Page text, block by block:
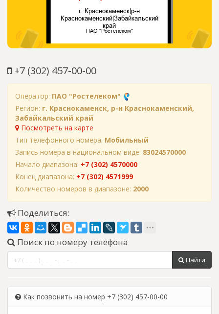
+7 (302) 457-00-00
Оператор: ПАО "Ростелеком"
Регион: г. Краснокаменск, р-н Краснокаменский,
Забайкальский край
Посмотреть на карте
Тип телефонного номера: Мобильный
Запись номера в национальном виде: 83024570000
Начало диапазона: +7 (302) 4570000
Конец диапазона: +7 (302) 4571999
Количество номеров в диапазоне: 2000
Поделиться:
Поиск по номеру телефона
Найти
Как позвонить на номер +7 (302) 457-00-00